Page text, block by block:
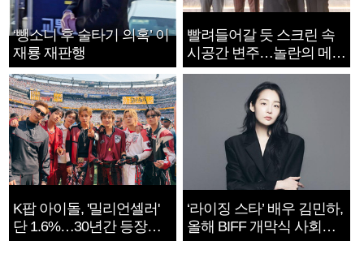
‘뺑소니 후 술타기 의혹’ 이
재룡 재판행
빨려들어갈 듯 스크린 속
시공간 변주…놀란의 메시
지는 ‘전쟁 속죄’
K팝 아이돌, '밀리언셀러'
단 1.6%…30년간 등장
1182개팀 전수조사
‘라이징 스타’ 배우 김민하,
올해 BIFF 개막식 사회자
확정